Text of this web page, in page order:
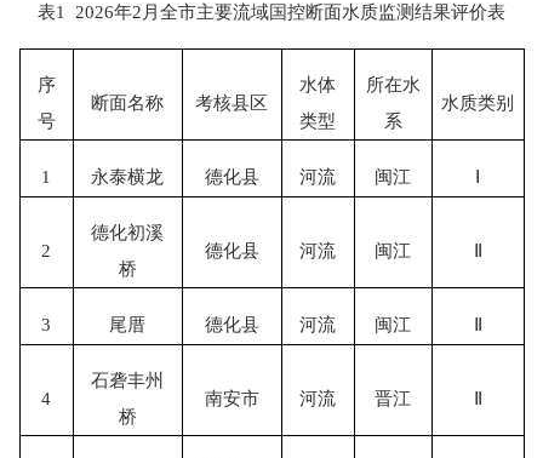
表1 2026年2月全市主要流域国控断面水质监测结果评价表
序
号
断面名称 考核县区
水体
类型
所在水
系
水质类别
1 永泰横龙 德化县 河流 闽江 Ⅰ
2
德化初溪
桥
德化县 河流 闽江 Ⅱ
3 尾厝 德化县 河流 闽江 Ⅱ
4
石砻丰州
桥
南安市 河流 晋江 Ⅱ